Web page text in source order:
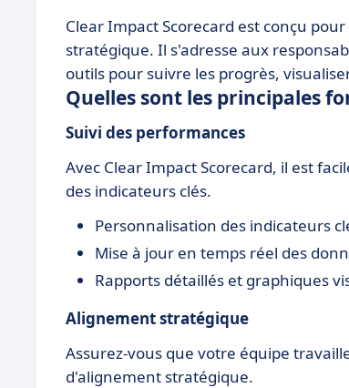
Clear Impact Scorecard est conçu
stratégique. Il s'adresse aux
outils pour suivre les progrès,
Quelles sont les principales
Suivi des performances
Avec Clear Impact Scorecard, il est
des indicateurs clés.
Personnalisation des indicateurs
Mise à jour en temps réel des
Rapports détaillés et graphiques
Alignement stratégique
Assurez-vous que votre équipe
d'alignement stratégique.